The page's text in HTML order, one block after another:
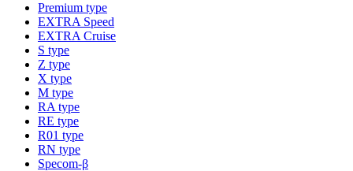
Premium type
EXTRA Speed
EXTRA Cruise
S type
Z type
X type
M type
RA type
RE type
R01 type
RN type
Specom-β